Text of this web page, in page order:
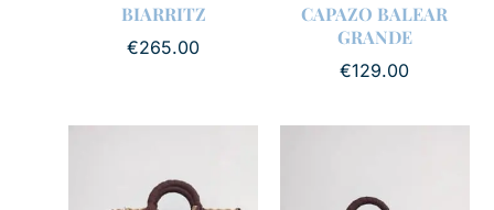
BIARRITZ
€265.00
CAPAZO BALEAR
GRANDE
€129.00